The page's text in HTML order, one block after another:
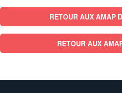
RETOUR AUX AMAP
RETOUR AUX